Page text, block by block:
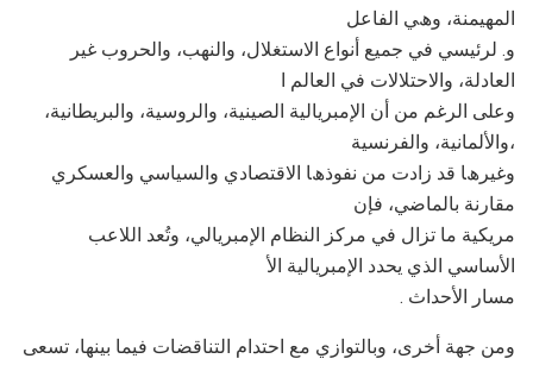
اﻟﻤﮭﯿﻤﻨﺔ، وھﻲ اﻟﻔﺎﻋﻞ
و. ﻟﺮﺋﯿﺴﻲ ﻓﻲ ﺟﻤﯿﻊ أﻧﻮاع اﻻﺳﺘﻐﻼل، واﻟﻨﮭﺐ، واﻟﺤﺮوب ﻏﯿﺮ
اﻟﻌﺎدﻟﺔ، واﻻﺣﺘﻼﻻت ﻓﻲ اﻟﻌﺎﻟﻢ ا
وﻋﻠﻰ اﻟﺮﻏﻢ ﻣﻦ أن اﻹﻣﺒﺮﯾﺎﻟﯿﺔ اﻟﺼﯿﻨﯿﺔ، واﻟﺮوﺳﯿﺔ، واﻟﺒﺮﯾﻄﺎﻧﯿﺔ،
واﻷﻟﻤﺎﻧﯿﺔ، واﻟﻔﺮﻧﺴﯿﺔ،
وﻏﯿﺮھﺎ ﻗﺪ زادت ﻣﻦ ﻧﻔﻮذھﺎ اﻻﻗﺘﺼﺎدي واﻟﺴﯿﺎﺳﻲ واﻟﻌﺴﻜﺮي
ﻣﻘﺎرﻧﺔ ﺑﺎﻟﻤﺎﺿﻲ، ﻓﺈن
ﻣﺮﯾﻜﯿﺔ ﻣﺎ ﺗﺰال ﻓﻲ ﻣﺮﻛﺰ اﻟﻨﻈﺎم اﻹﻣﺒﺮﯾﺎﻟﻲ، وﺗُﻌﺪ اﻟﻼﻋﺐ
اﻷﺳﺎﺳﻲ اﻟﺬي ﯾﺤﺪد اﻹﻣﺒﺮﯾﺎﻟﯿﺔ اﻷ
. ﻣﺴﺎر اﻷﺣﺪاث
وﻣﻦ ﺟﮭﺔ أﺧﺮى، وﺑﺎﻟﺘﻮازي ﻣﻊ اﺣﺘﺪام اﻟﺘﻨﺎﻗﻀﺎت ﻓﯿﻤﺎ ﺑﯿﻨﮭﺎ، ﺗﺴﻌﻰ